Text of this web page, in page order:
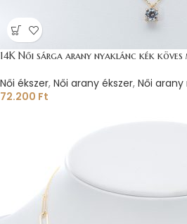
14K Női sárga arany nyaklánc kék
Női ékszer, Női arany ékszer, Női
72.200 Ft